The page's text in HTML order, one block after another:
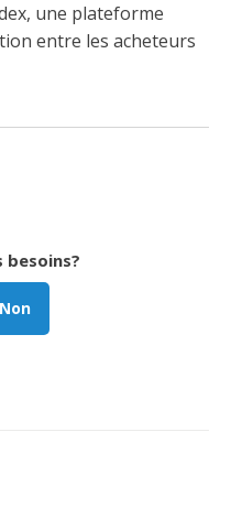
illégal
une plateforme
entre les acheteurs
Non